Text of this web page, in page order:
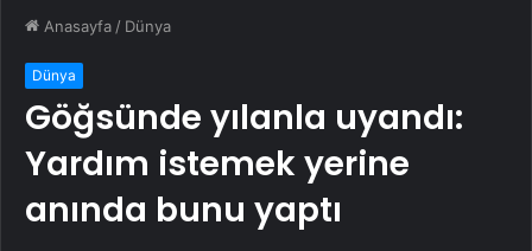
Anasayfa / Dünya
Dünya
Göğsünde yılanla uyandı:
Yardım istemek yerine
anında bunu yaptı